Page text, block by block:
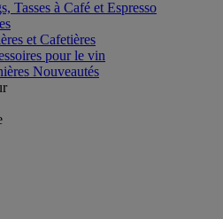
Tasses à Café et Espresso
et Cafetières
pour le vin
Nouveautés